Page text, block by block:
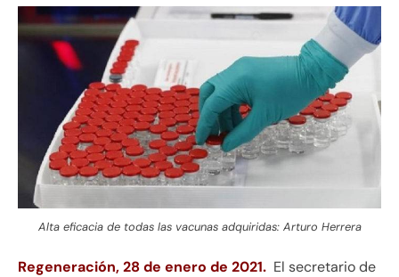
Alta eficacia de todas las vacunas adquiridas: Arturo Herrera
Regeneración, 28 de enero de 2021. El secretario de